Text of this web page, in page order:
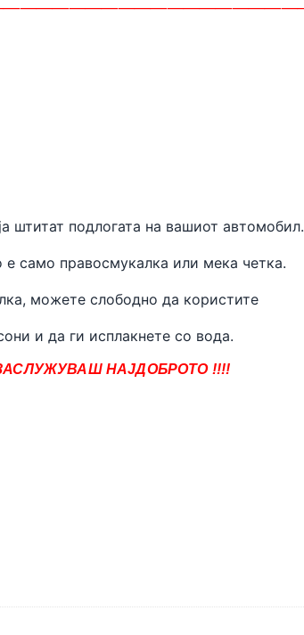
штитат подлогата на вашиот автомобил.
само правосмукалка или мека четка.
можете слободно да користите
и да ги исплакнете со вода.
НАЈДОБРОТО !!!!